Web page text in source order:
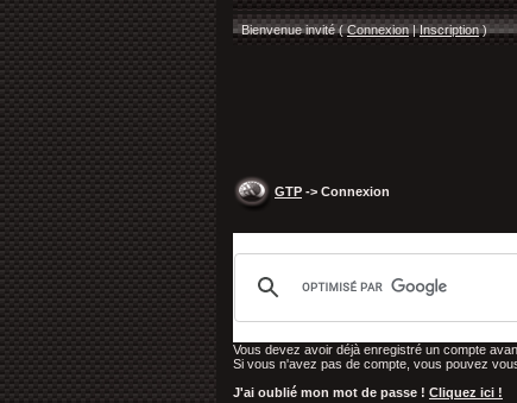
Bienvenue invité ( Connexion |Inscription)
GTP -> Connexion
Vous devez avoir déjà enregistré un compte
Si vous n'avez pas de compte, vous pouvez
J'ai oublié mon mot de passe ! Cliquez ici !